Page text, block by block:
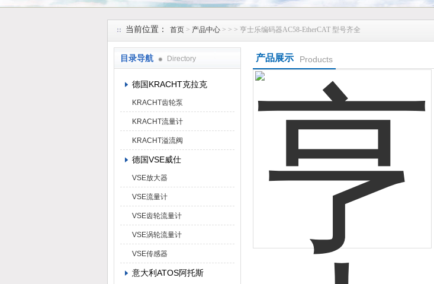
上海维特锐实业发展有限公司
当前位置： 首页 > 产品中心 > > > 亨士乐编码器AC58-EtherCAT 型号齐全
目录导航 Directory
德国KRACHT克拉克
KRACHT齿轮泵
KRACHT流量计
KRACHT溢流阀
德国VSE威仕
VSE放大器
VSE流量计
VSE齿轮流量计
VSE涡轮流量计
VSE传感器
意大利ATOS阿托斯
产品展示 Products